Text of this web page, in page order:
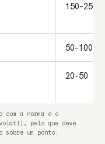
150–250
50–100
20–50
a norma e o
pelo que deve
um ponto.